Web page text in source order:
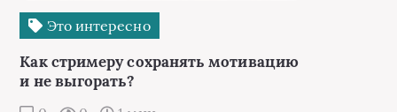
Это интересно
Как стримеру сохранять мотивацию
и не выгорать?